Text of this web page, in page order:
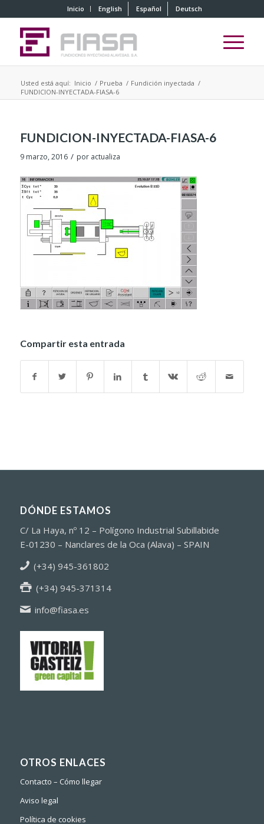
Inicio English Español Deutsch
Usted está aquí: Inicio / Prueba / Fundición inyectada /
FUNDICION-INYECTADA-FIASA-6
FUNDICION-INYECTADA-FIASA-6
9 marzo, 2016 / por actualiza
Compartir esta entrada
DÓNDE ESTAMOS
C/ La Haya, nº 12 – Polígono Industrial Subillabide
E-01230 – Nanclares de la Oca (Alava) – SPAIN
(+34) 945-361802
(+34) 945-371314
info@fiasa.es
OTROS ENLACES
Contacto – Cómo llegar
Aviso legal
Política de cookies